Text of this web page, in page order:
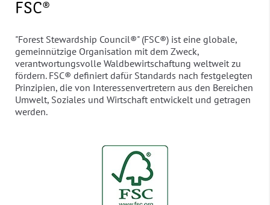
FSC®
"Forest Stewardship Council®" (FSC®) ist eine globale,
gemeinnützige Organisation mit dem Zweck,
verantwortungsvolle Waldbewirtschaftung weltweit zu
fördern. FSC® definiert dafür Standards nach festgelegten
Prinzipien, die von Interessenvertretern aus den Bereichen
Umwelt, Soziales und Wirtschaft entwickelt und getragen
werden.